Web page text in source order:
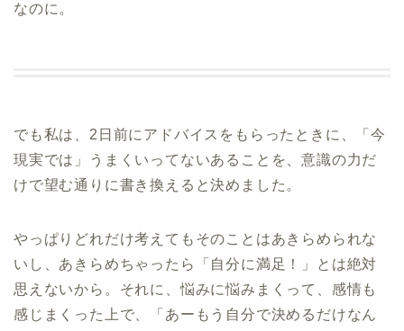
なのに。
でも私は、2日前にアドバイスをもらったときに、「今
現実では」うまくいってないあることを、意識の力だ
けで望む通りに書き換えると決めました。
やっぱりどれだけ考えてもそのことはあきらめられな
いし、あきらめちゃったら「自分に満足！」とは絶対
思えないから。それに、悩みに悩みまくって、感情も
感じまくった上で、「あーもう自分で決めるだけなん